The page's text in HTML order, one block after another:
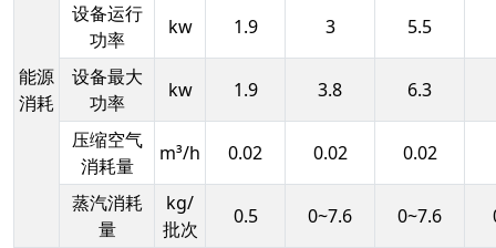
能源
消耗
设备运行
功率
kw 1.9 3 5.5
设备最大
功率
kw 1.9 3.8 6.3
压缩空气
消耗量
m³/h 0.02 0.02 0.02
蒸汽消耗
量
kg/
批次
0.5 0~7.6 0~7.6